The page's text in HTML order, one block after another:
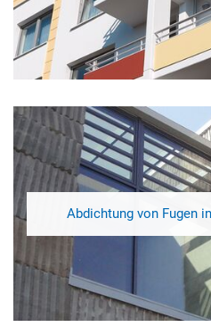
Abdichtung von Fugen